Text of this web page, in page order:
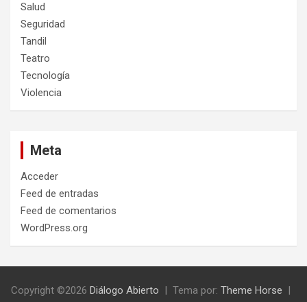
Salud
Seguridad
Tandil
Teatro
Tecnología
Violencia
Meta
Acceder
Feed de entradas
Feed de comentarios
WordPress.org
Copyright ©2026 Diálogo Abierto Tema por: Theme Horse